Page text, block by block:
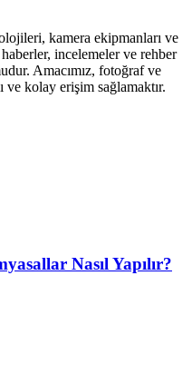
kamera ekipmanları ve
incelemeler ve rehber
Amacımız, fotoğraf ve
kolay erişim sağlamaktır.
Nasıl Yapılır?